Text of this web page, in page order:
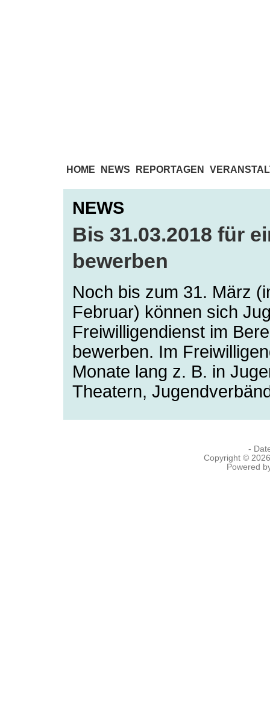
HOME NEWS REPORTAGEN
NEWS
Bis 31.03.2018 für
bewerben
Noch bis zum 31. März
Februar) können sich
Freiwilligendienst im
bewerben. Im
Monate lang z. B. in
Theatern,
-
Copyright ©
Powered